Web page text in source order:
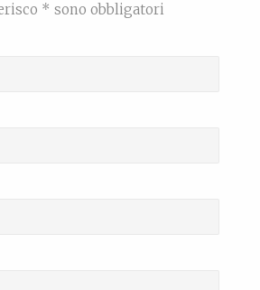
* sono obbligatori